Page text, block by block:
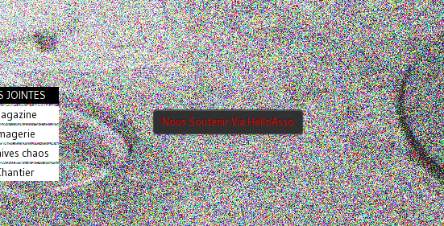
JOINTES
chaos
Nous Soutenir Via HelloAsso